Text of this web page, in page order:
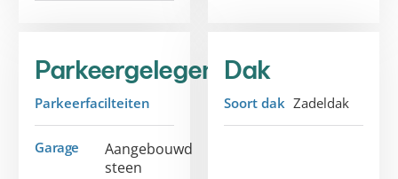
Parkeergelegenheid
Parkeerfacilteiten
Garage
Aangebouwd
steen
Dak
Soort dak Zadeldak